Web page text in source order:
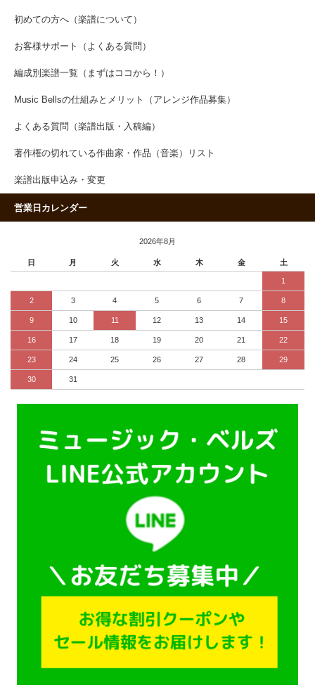
初めての方へ（楽譜について）
お客様サポート（よくある質問）
編成別楽譜一覧（まずはココから！）
Music Bellsの仕組みとメリット（アレンジ作品募集）
よくある質問（楽譜出版・入稿編）
著作権の切れている作曲家・作品（音楽）リスト
楽譜出版申込み・変更
営業日カレンダー
2026年8月
日 月 火 水 木 金 土
1
2 3 4 5 6 7 8
9 10 11 12 13 14 15
16 17 18 19 20 21 22
23 24 25 26 27 28 29
30 31